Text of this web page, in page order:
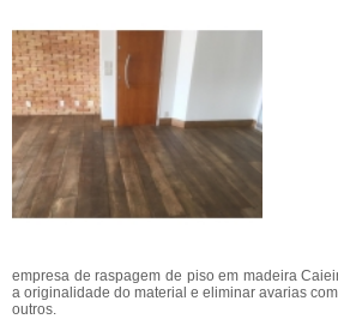
empresa de raspagem de piso em madeira
a originalidade do material e eliminar avarias
outros.